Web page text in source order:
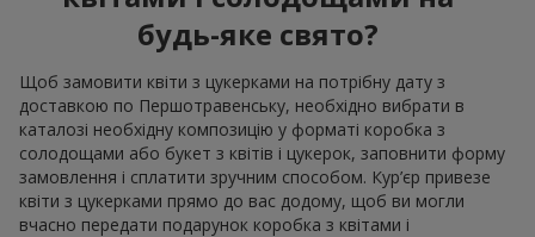
будь-яке свято?
Щоб замовити квіти з цукерками на потрібну дату з
доставкою по Першотравенську, необхідно вибрати в
каталозі необхідну композицію у форматі коробка з
солодощами або букет з квітів і цукерок, заповнити форму
замовлення і сплатити зручним способом. Кур’єр привезе
квіти з цукерками прямо до вас додому, щоб ви могли
вчасно передати подарунок коробка з квітами і